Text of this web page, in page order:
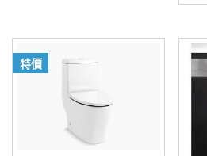
NT$65,100。
特價